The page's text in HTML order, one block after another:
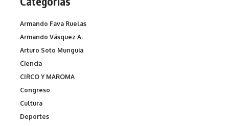
Armando Fava Ruelas
Armando Vásquez A.
Arturo Soto Munguia
Ciencia
CIRCO Y MAROMA
Congreso
Cultura
Deportes